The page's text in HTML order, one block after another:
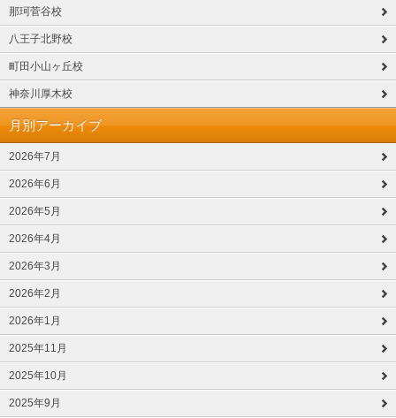
那珂菅谷校
八王子北野校
町田小山ヶ丘校
神奈川厚木校
月別アーカイブ
2026年7月
2026年6月
2026年5月
2026年4月
2026年3月
2026年2月
2026年1月
2025年11月
2025年10月
2025年9月